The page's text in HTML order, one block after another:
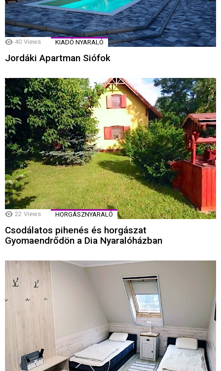
40 Views KIADÓ NYARALÓ
Jordáki Apartman Siófok
22 Views HORGÁSZNYARALÓ
Csodálatos pihenés és horgászat
Gyomaendrődön a Dia Nyaralóházban